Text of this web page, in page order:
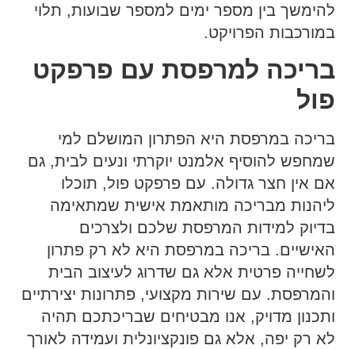
להימשך בין מספר ימים למספר שבועות, תלוי
במורכבות הפרויקט.
בריכה למרפסת עם פרפקט
פול
בריכה במרפסת היא הפתרון המושלם למי
שמחפש להוסיף אלמנט יוקרתי ונעים לבית, גם
אם אין חצר גדולה. עם פרפקט פול, תוכלו
ליהנות מבריכה מותאמת אישית שמתאימה
בדיוק למידות המרפסת שלכם ולצרכים
האישיים. בריכה במרפסת היא לא רק פתרון
לשחייה פרטית אלא גם שדרוג לעיצוב הבית
והמרפסת. עם שירות מקצועי, פתרונות יצירתיים
ותכנון מדויק, אנו מבטיחים שבריכתכם תהיה
לא רק יפה, אלא גם פונקציונלית ועמידה לאורך